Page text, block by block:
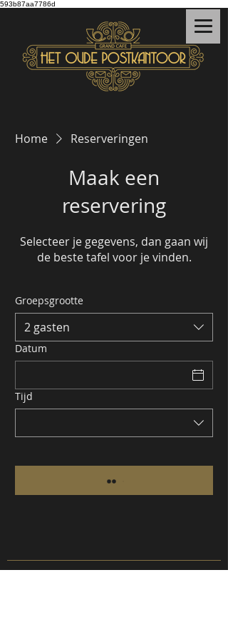
593b87aa7786d
Home Reserveringen
Maak een
reservering
Selecteer je gegevens, dan gaan wij
de beste tafel voor je vinden.
Groepsgrootte
2 gasten
Datum
Tijd